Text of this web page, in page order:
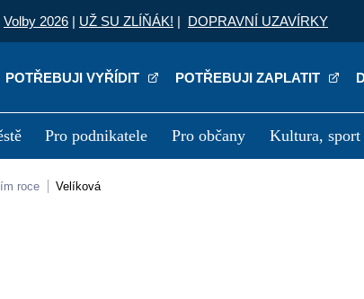
Volby 2026 | UŽ SU ZLÍŇÁK! | DOPRAVNÍ UZAVÍRKY
POTŘEBUJI VYŘÍDIT POTŘEBUJI ZAPLATIT
Pro podnikatele Pro občany Kultura, sport
roce Velíková